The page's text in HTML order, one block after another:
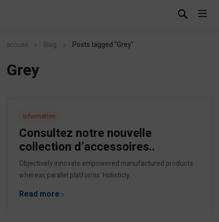
accueil Blog Posts tagged "Grey"
Grey
Information
Consultez notre nouvelle
collection d’accessoires..
Objectively innovate empowered manufactured products
whereas parallel platforms. Holisticly..
Read more